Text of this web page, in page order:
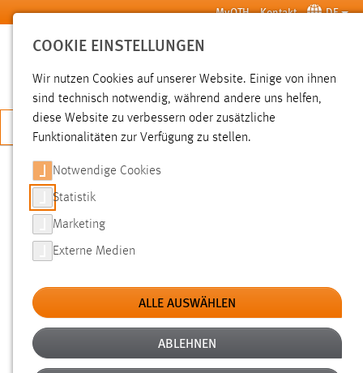
Zum Hauptinhalt springen MyOTH Kontakt DE
SUCHE
JETZT BEWERBEN
SUCHE
FILTER
Typ
Erstellungsdatum
COOKIE EINSTELLUNGEN
Wir nutzen Cookies auf unserer Website. Einige von ihnen
sind technisch notwendig, während andere uns helfen,
diese Website zu verbessern oder zusätzliche
Funktionalitäten zur Verfügung zu stellen.
Notwendige Cookies
Statistik
Marketing
Externe Medien
ALLE AUSWÄHLEN
ABLEHNEN